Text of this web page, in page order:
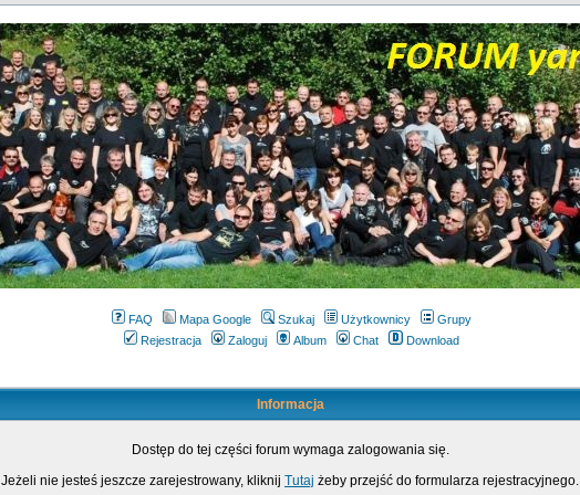
FAQ Mapa Google Szukaj Użytkownicy
Grupy
Rejestracja
Zaloguj Album Chat Download
Informacja
Dostęp do tej części forum wymaga zalogowania się.
Jeżeli nie jesteś jeszcze zarejestrowany, kliknij Tutaj żeby przejść do formularza rejestracyjnego.